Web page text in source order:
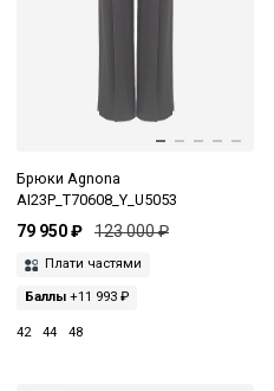
Брюки Agnona
AI23P_T70608_Y_U5053
79 950 ₽ 123 000 ₽
Плати частями
Баллы +11 993 ₽
42 44 48